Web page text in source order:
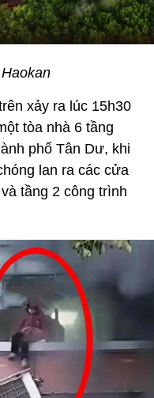
xảy ra lúc 15h30
tòa nhà 6 tầng
phố Tân Dư, khi
lan ra các cửa
tầng 2 công trình